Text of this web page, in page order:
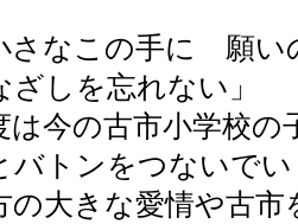
さなこの手に 願
ざしを忘れない」
は今の古市小学校の
バトンをつないで
の大きな愛情や古